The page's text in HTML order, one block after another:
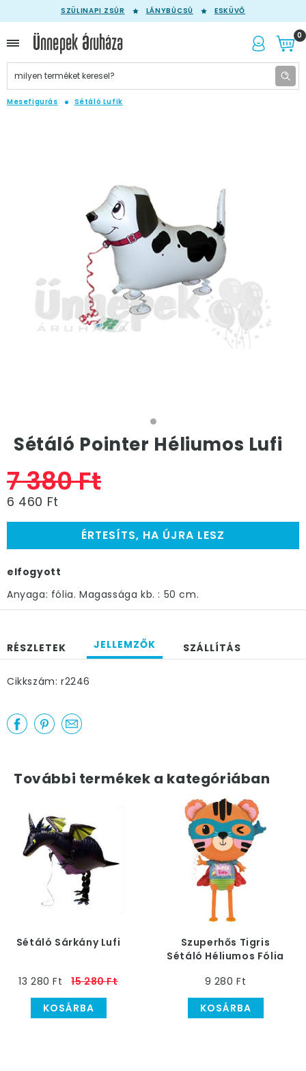
SZÜLINAPI ZSÚR LÁNYBÚCSÚ ESKÜVŐ
0
Mesefigurás Sétáló Lufik
Sétáló Pointer Héliumos Lufi
7 380 Ft
6 460 Ft
ÉRTESÍTS, HA ÚJRA LESZ
elfogyott
Anyaga: fólia. Magassága kb. : 50 cm.
RÉSZLETEK JELLEMZŐK SZÁLLÍTÁS
Cikkszám: r2246
További termékek a kategóriában
Sétáló Sárkány Lufi
13 280 Ft
15 280 Ft
KOSÁRBA
Szuperhős Tigris
Sétáló Héliumos Fólia
9 280 Ft
KOSÁRBA